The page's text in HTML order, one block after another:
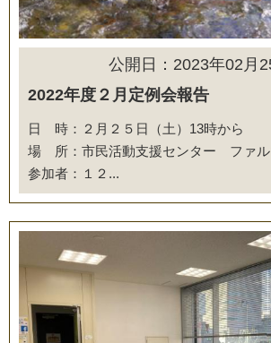
公開日：2023年02月
2022年度２月定例会報告
日 時：２月２５日（土）13時から
場 所：市民活動支援センター ファ
参加者：１２...